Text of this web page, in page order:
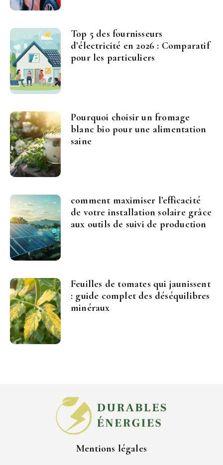
Top 5 des fournisseurs
d’électricité en 2026 : Comparatif
pour les particuliers
Pourquoi choisir un fromage
blanc bio pour une alimentation
saine
comment maximiser l’efficacité
de votre installation solaire grâce
aux outils de suivi de production
Feuilles de tomates qui jaunissent
: guide complet des déséquilibres
minéraux
Mentions légales